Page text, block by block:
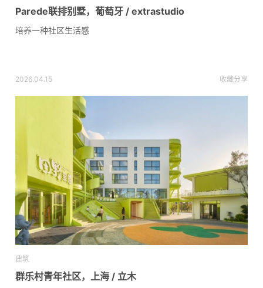
Parede联排别墅，葡萄牙 / extrastudio
培养一种社区生活感
2026.04.15 收藏分享
建筑
群乐村青年社区，上海 / 立木